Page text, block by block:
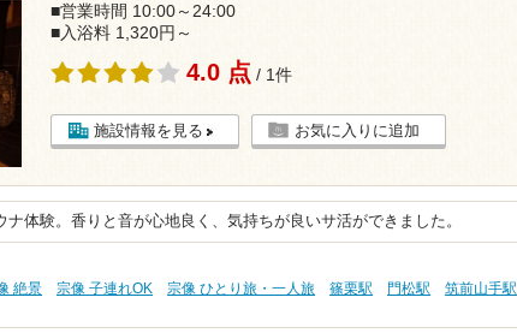
■営業時間 10:00～24:00
■入浴料 1,320円～
4.0 点 / 1件
施設情報を見る お気に入りに追加
ナ体験。香りと音が心地良く、気持ちが良いサ活ができました。
絶景 宗像 子連れOK 宗像 ひとり旅・一人旅 篠栗駅 門松駅
筑前山手駅